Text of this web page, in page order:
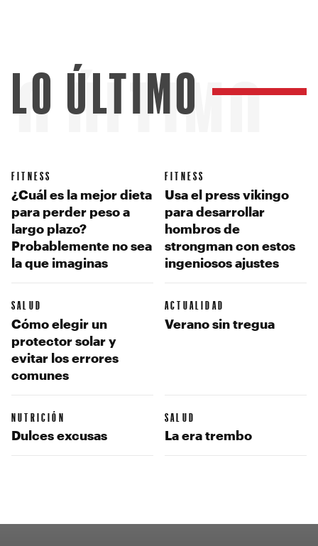
ÚLTIMO
LO ÚLTIMO
FITNESS
¿Cuál es la mejor dieta
para perder peso a
largo plazo?
Probablemente no sea
la que imaginas
FITNESS
Usa el press vikingo
para desarrollar
hombros de
strongman con estos
ingeniosos ajustes
SALUD
Cómo elegir un
protector solar y
evitar los errores
comunes
ACTUALIDAD
Verano sin tregua
NUTRICIÓN
Dulces excusas
SALUD
La era trembo